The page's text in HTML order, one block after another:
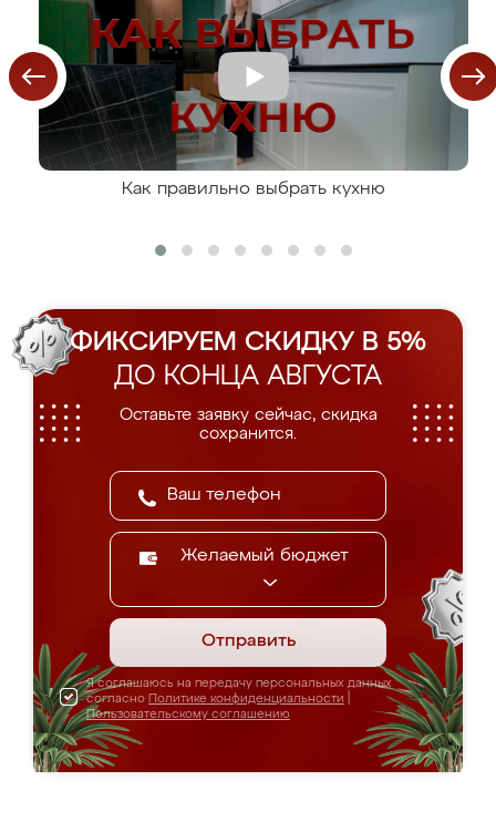
Как правильно выбрать кухню
ФИКСИРУЕМ СКИДКУ В 5%
ДО КОНЦА АВГУСТА
Оставьте заявку сейчас, скидка
сохранится.
Желаемый бюджет
Отправить
Я соглашаюсь на передачу персональных данных
согласно Политике конфиденциальности
Пользовательскому соглашению